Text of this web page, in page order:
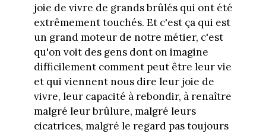
joie de vivre de grands brûlés qui ont été
extrêmement touchés. Et c'est ça qui est
un grand moteur de notre métier, c'est
qu'on voit des gens dont on imagine
difficilement comment peut être leur vie
et qui viennent nous dire leur joie de
vivre, leur capacité à rebondir, à renaître
malgré leur brûlure, malgré leurs
cicatrices, malgré le regard pas toujours